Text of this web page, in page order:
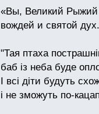
«Вы, Великий Рыжий
вождей и святой
"Тая птаха
баб із неба буде
І всі діти будуть
і не зможуть по-